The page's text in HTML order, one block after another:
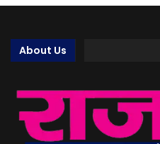
About Us